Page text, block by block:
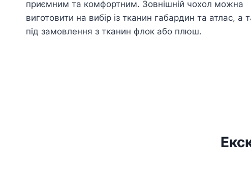
приємним та комфортним. Зовнішній чохол можна
виготовити на вибір із тканин габардин та атлас, а
під замовлення з тканин флок або плюш.